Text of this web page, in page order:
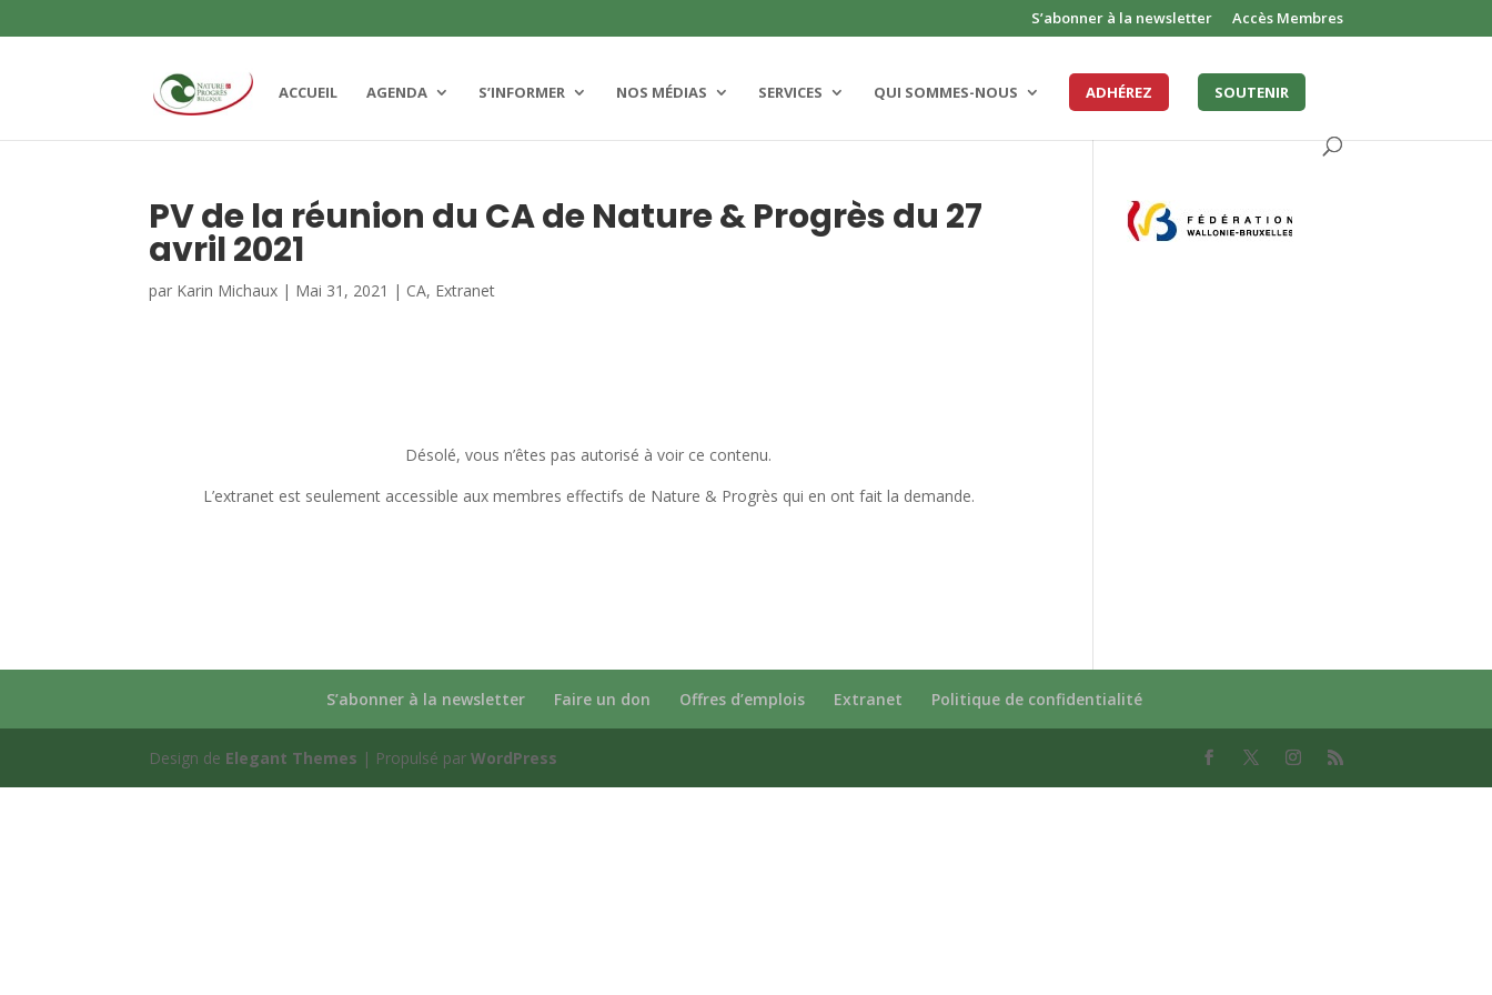
S’abonner à la newsletter Accès Membres
ACCUEIL AGENDA S’INFORMER NOS MÉDIAS SERVICES QUI SOMMES-NOUS ADHÉREZ SOUTENIR
PV de la réunion du CA de Nature & Progrès du 27
avril 2021
par Karin Michaux | Mai 31, 2021 | CA, Extranet
Désolé, vous n’êtes pas autorisé à voir ce contenu.
L’extranet est seulement accessible aux membres effectifs de Nature & Progrès qui en ont fait la demande.
S’abonner à la newsletter Faire un don Offres d’emplois Extranet Politique de confidentialité
Design de Elegant Themes | Propulsé parWordPress